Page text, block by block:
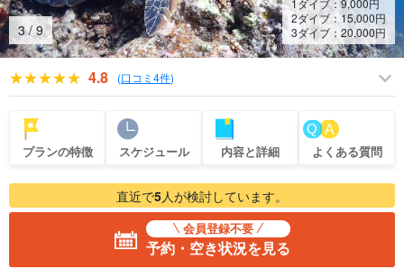
3/9
1ダイブ：9,000円
2ダイブ：15,000円
3ダイブ： 20,000円
4.8 (口コミ4件)
プランの特徴 スケジュール 内容と詳細 よくある質問
直近で5人が検討しています。
会員登録不要
予約・空き状況を見る